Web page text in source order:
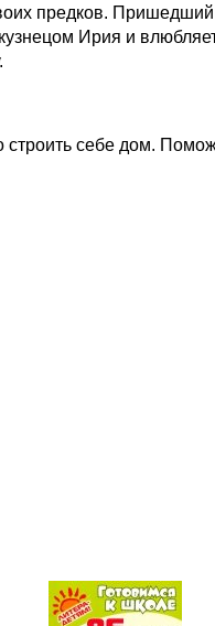
предков.
Ирия и
себе дом.